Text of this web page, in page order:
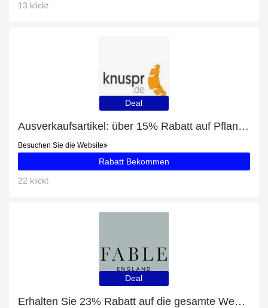
13 klickt
Deal
Ausverkaufsartikel: über 15% Rabatt auf Pflanzenbasierter Vorratschrank
Besuchen Sie die Website
Rabatt Bekommen
22 klickt
Deal
Erhalten Sie 23% Rabatt auf die gesamte Website | 10% Rabatt auf Armbänder & Armreifen